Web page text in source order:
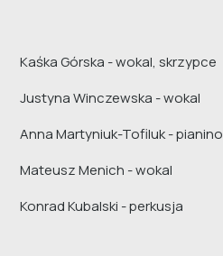
Kaśka Górska - wokal, skrzypce
Justyna Winczewska - wokal
Anna Martyniuk-Tofiluk - pianino
Mateusz Menich - wokal
Konrad Kubalski - perkusja